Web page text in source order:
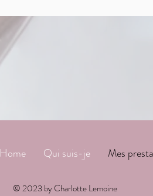
Home Qui suis-je Mes
© 2023 by Charlotte Lemoine